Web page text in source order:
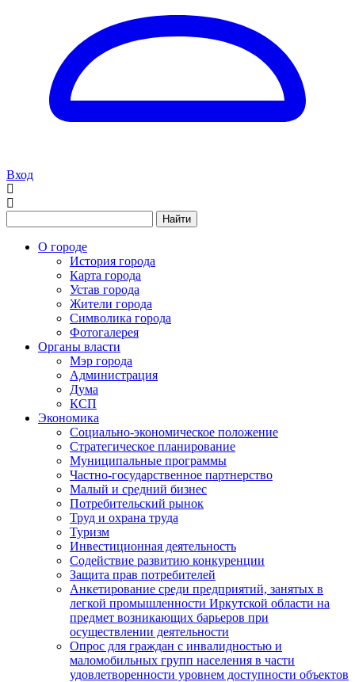
Вход
Найти
О городе
История города
Карта города
Устав города
Жители города
Символика города
Фотогалерея
Органы власти
Мэр города
Администрация
Дума
КСП
Экономика
Социально-экономическое положение
Стратегическое планирование
Муниципальные программы
Частно-государственное партнерство
Малый и средний бизнес
Потребительский рынок
Труд и охрана труда
Туризм
Инвестиционная деятельность
Содействие развитию конкуренции
Защита прав потребителей
Анкетирование среди предприятий, занятых в
легкой промышленности Иркутской области на
предмет возникающих барьеров при
осуществлении деятельности
Опрос для граждан с инвалидностью и
маломобильных групп населения в части
удовлетворенности уровнем доступности объектов